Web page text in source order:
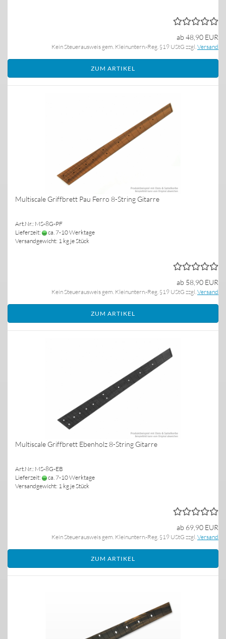
ab 48,90 EUR
Kein Steuerausweis gem. Kleinuntern.-Reg. §19 UStG zzgl. Versand
ZUM ARTIKEL
Multiscale Griffbrett Pau Ferro 8-String Gitarre
Art.Nr.: MS-8G-PF
Lieferzeit:
ca. 7-10 Werktage
Versandgewicht: 1 kg je Stück
ab 58,90 EUR
Kein Steuerausweis gem. Kleinuntern.-Reg. §19 UStG zzgl. Versand
ZUM ARTIKEL
Multiscale Griffbrett Ebenholz 8-String Gitarre
Art.Nr.: MS-8G-EB
Lieferzeit:
ca. 7-10 Werktage
Versandgewicht: 1 kg je Stück
ab 69,90 EUR
Kein Steuerausweis gem. Kleinuntern.-Reg. §19 UStG zzgl. Versand
ZUM ARTIKEL